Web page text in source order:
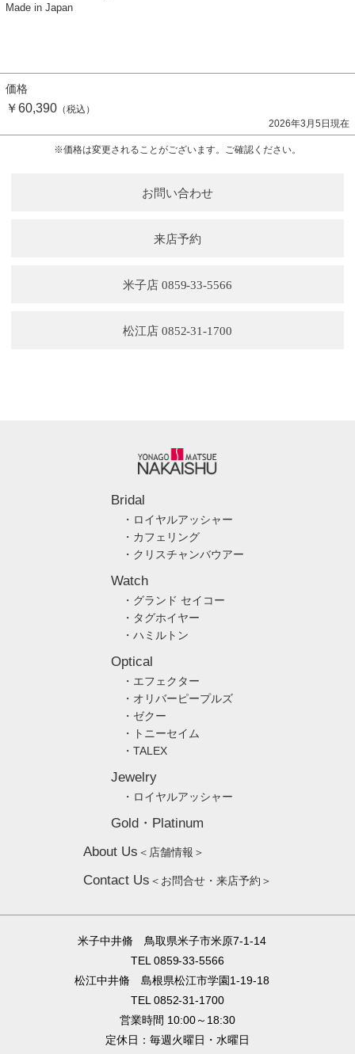
Made in Japan
価格
￥60,390（税込）
2026年3月5日現在
※価格は変更されることがございます。ご確認ください。
お問い合わせ
来店予約
米子店 0859-33-5566
松江店 0852-31-1700
Bridal
・ロイヤルアッシャー
・カフェリング
・クリスチャンバウアー
Watch
・グランド セイコー
・タグホイヤー
・ハミルトン
Optical
・エフェクター
・オリバーピープルズ
・ゼクー
・トニーセイム
・TALEX
Jewelry
・ロイヤルアッシャー
Gold・Platinum
About Us ＜店舗情報＞
Contact Us ＜お問合せ・来店予約＞
米子中井脩 鳥取県米子市米原7-1-14
TEL 0859-33-5566
松江中井脩 島根県松江市学園1-19-18
TEL 0852-31-1700
営業時間 10:00～18:30
定休日：毎週火曜日・水曜日